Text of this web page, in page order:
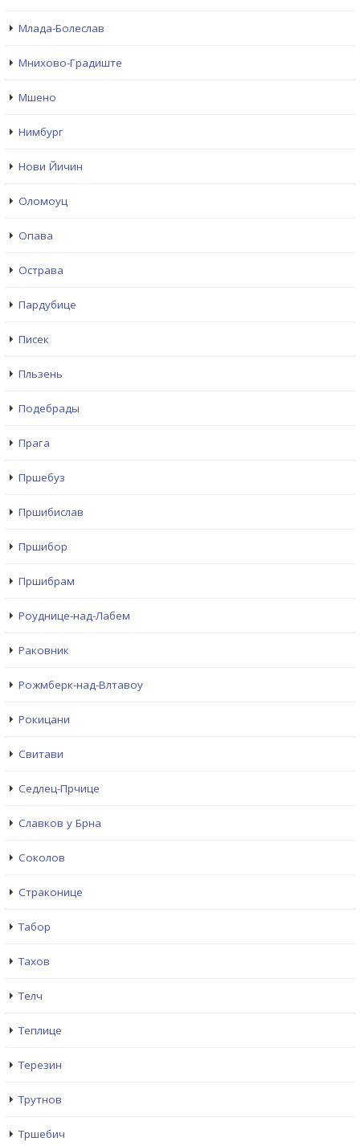
Млада-Болеслав
Мнихово-Градиште
Мшено
Нимбург
Нови Йичин
Оломоуц
Опава
Острава
Пардубице
Писек
Пльзень
Подебрады
Прага
Пршебуз
Пршибислав
Пршибор
Пршибрам
Рoуднице-над-Лабем
Раковник
Рожмберк-над-Влтавоу
Рокицани
Свитави
Седлец-Прчице
Славков у Брна
Соколов
Страконице
Табор
Тахов
Телч
Теплице
Терезин
Трутнов
Тршебич